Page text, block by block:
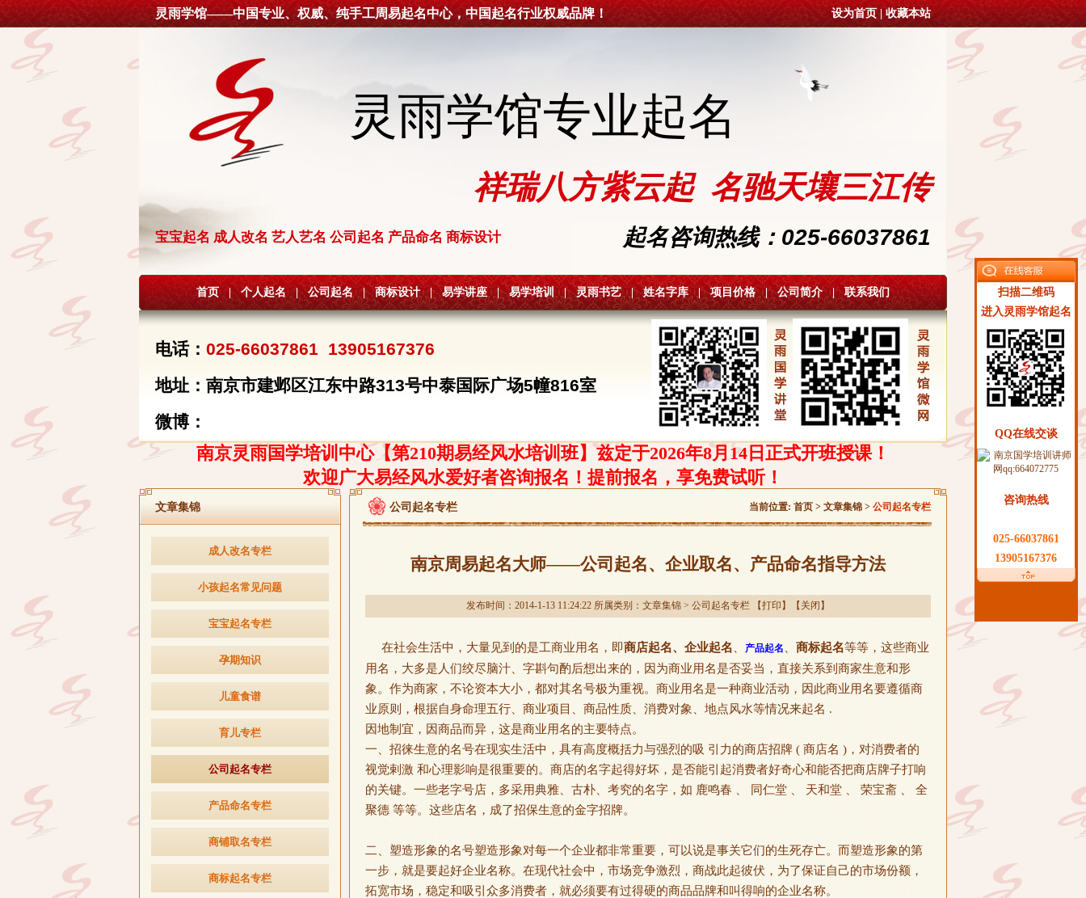
扫描二维码
进入灵雨学馆起名
QQ在线交谈
咨询热线
025-66037861
13905167376
灵雨学馆——中国专业、权威、纯手工周易起名中心，中国起名行业权威品牌！ 设为首页 收藏本站
灵雨学馆专业起名
祥瑞八方紫云起 名驰天壤三江传
宝宝起名 成人改名 艺人艺名 公司起名 产品命名 商标设计 起名咨询热线：025-66037861
首页 | 个人起名 | 公司起名 | 商标设计 | 易学讲座 | 易学培训 | 灵雨书艺 | 姓名字库 | 项目价格 公司简介 联系我们
电话： 025-66037861 13905167376
地址：南京市建邺区江东中路313号中泰国际广场5幢816室
微博：
南京灵雨国学培训中心【第210期易经风水培训班】兹定于2026年8月14日正式开班授课！
欢迎广大易经风水爱好者咨询报名！提前报名，享免费试听！
文章集锦
成人改名专栏
小孩起名常见问题
宝宝起名专栏
孕期知识
儿童食谱
育儿专栏
公司起名专栏
产品命名专栏
商铺取名专栏
商标起名专栏
公司起名专栏 当前位置: 首页 > 文章集锦 > 公司起名专栏
南京周易起名大师——公司起名、企业取名、产品命名指导方法
发布时间：2014-1-13 11:24:22 所属类别： 文章集锦 > 公司起名专栏 【打印 】【 关闭 】
在社会生活中，大量见到的是工商业用名，即商店起名、企业起名 产品起名 商标起名等等，这些商业
用名，大多是人们绞尽脑汁、字斟句酌后想出来的，因为商业用名是否妥当，直接关系到商家生意和形
象。作为商家，不论资本大小，都对其名号极为重视。商业用名是一种商业活动，因此商业用名要遵循商
业原则，根据自身命理五行、商业项目、商品性质、消费对象、地点风水等情况来起名 .
因地制宜，因商品而异，这是商业用名的主要特点。
一、招徕生意的名号在现实生活中，具有高度概括力与强烈的吸 引力的商店招牌 ( 商店名 )，对消费者的
视觉剌激 和心理影响是很重要的。商店的名字起得好坏，是否能引起消费者好奇心和能否把商店牌子打响
的关键。一些老字号店，多采用典雅、古朴、考究的名字，如 鹿鸣春 、 同仁堂 、 天和堂 、 荣宝斋 、 全
聚德 等等。这些店名，成了招保生意的金字招牌。
二、塑造形象的名号塑造形象对每一个企业都非常重要，可以说是事关它们的生死存亡。而塑造形象的第
一步，就是要起好企业名称。在现代社会中，市场竞争激烈，商战此起彼伏，为了保证自己的市场份额，
拓宽市场，稳定和吸引众多消费者，就必须要有过得硬的商品品牌和叫得响的企业名称。